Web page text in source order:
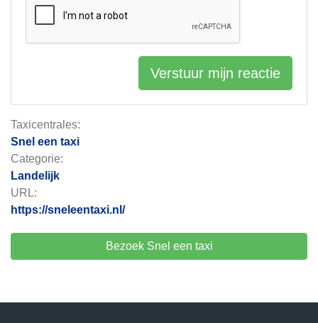
Taxicentrales:
Snel een taxi
Categorie:
Landelijk
URL:
https://sneleentaxi.nl/
Bezoek Snel een taxi
Verstuur mijn reactie